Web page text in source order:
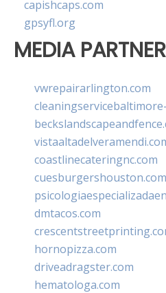
capishcaps.com
gpsyfl.org
MEDIA
vwrepairarlington.com
coastlinecateringnc.com
cuesburgershouston.com
dmtacos.com
hornopizza.com
driveadragster.com
hematologa.com